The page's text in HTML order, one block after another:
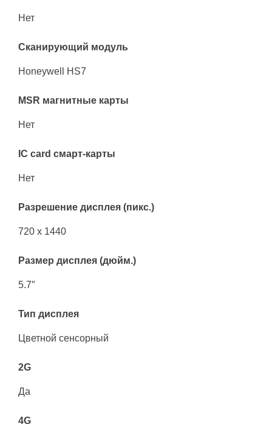
Нет
Сканирующий модуль
Honeywell HS7
MSR магнитные карты
Нет
IC card смарт-карты
Нет
Разрешение дисплея (пикс.)
720 x 1440
Размер дисплея (дюйм.)
5.7″
Тип дисплея
Цветной сенсорный
2G
Да
4G